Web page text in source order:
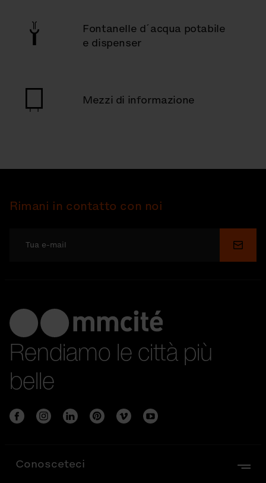
Fontanelle d´acqua potabile
e dispenser
Mezzi di informazione
Rimani in contatto con noi
Invia
Rendiamo le città più
belle
Conosceteci